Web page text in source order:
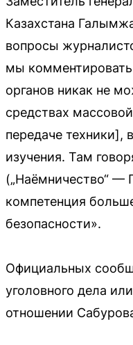
Казахстана
вопросы
мы
органов никак не
средствах
передаче техники],
изучения. Там
(„Наёмничество“ —
компетенция
безопасности».
Официальных
уголовного дела
отношении